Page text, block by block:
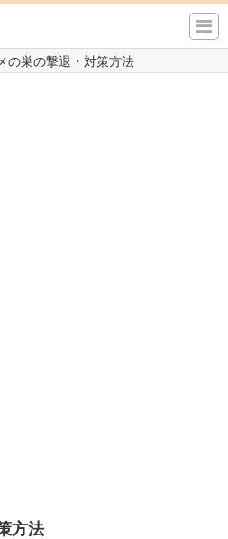
の巣の撃退・対策方法
方法